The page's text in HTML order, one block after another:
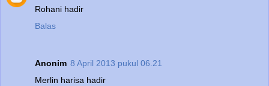
Rohani hadir
Balas
Anonim 8 April 2013 pukul 06.21
Merlin harisa hadir